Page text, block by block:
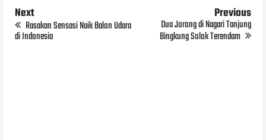
Next
Rasakan Sensasi Naik Balon Udara
di Indonesia
Previous
Dua Jorong di Nagari Tanjung
Bingkung Solok Terendam